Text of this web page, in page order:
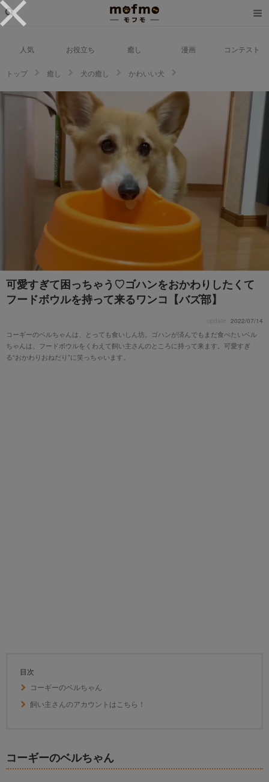
人気 お役立ち 癒し 漫画 コンテスト
トップ 癒し 犬の癒し
かわいい犬
るワンコ【バズ部】
可愛すぎて困っちゃう♡ゴハンをおかわりしたくて
フードボウルを持って来るワンコ【バズ部】
update 2022/07/14
コーギーのベルちゃんは、とっても食いしん坊。ゴハンが済んでもまだ食べたいベル
ちゃんは、フードボウルをくわえて飼い主さんのところに持って来ます。可愛すぎ
る“おかわりおねだり”に笑っちゃいます。
目次
コーギーのベルちゃん
飼い主さんのアカウントはこちら！
コーギーのベルちゃん